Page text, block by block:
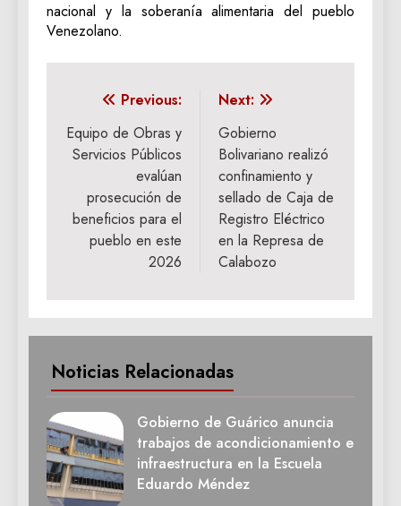
nacional y la soberanía alimentaria del pueblo
Venezolano.
Navegación
de
entradas
Previous:
Equipo de Obras y
Servicios Públicos
evalúan
prosecución de
beneficios para el
pueblo en este
2026
Next:
Gobierno
Bolivariano realizó
confinamiento y
sellado de Caja de
Registro Eléctrico
en la Represa de
Calabozo
Noticias Relacionadas
Gobierno de Guárico anuncia
trabajos de acondicionamiento e
infraestructura en la Escuela
Eduardo Méndez